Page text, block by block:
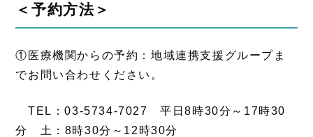
＜予約方法＞
①医療機関からの予約：地域連携支援グループま
でお問い合わせください。
TEL：03-5734-7027 平日8時30分～17時30
分 土：8時30分～12時30分